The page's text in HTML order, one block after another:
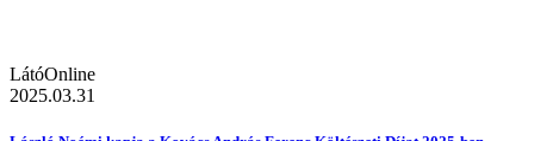
LátóOnline
2025.03.31